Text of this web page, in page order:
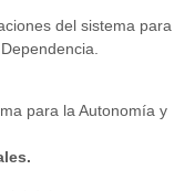
del sistema para
para la Autonomía y